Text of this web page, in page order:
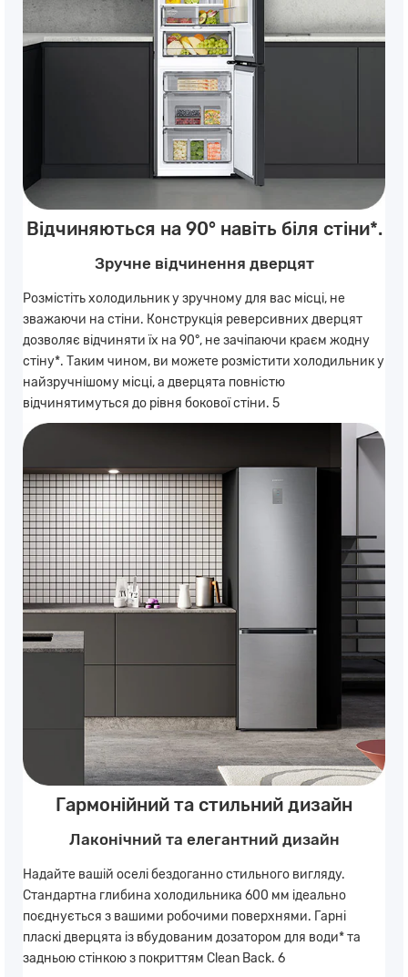
Відчиняються на 90° навіть біля стіни*.
Зручне відчинення дверцят
Розмістіть холодильник у зручному для вас місці, не
зважаючи на стіни. Конструкція реверсивних дверцят
дозволяє відчиняти їх на 90°, не зачіпаючи краєм жодну
стіну*. Таким чином, ви можете розмістити холодильник у
найзручнішому місці, а дверцята повністю
відчинятимуться до рівня бокової стіни. 5
Гармонійний та стильний дизайн
Лаконічний та елегантний дизайн
Надайте вашій оселі бездоганно стильного вигляду.
Стандартна глибина холодильника 600 мм ідеально
поєднується з вашими робочими поверхнями. Гарні
пласкі дверцята із вбудованим дозатором для води* та
задньою стінкою з покриттям Clean Back. 6